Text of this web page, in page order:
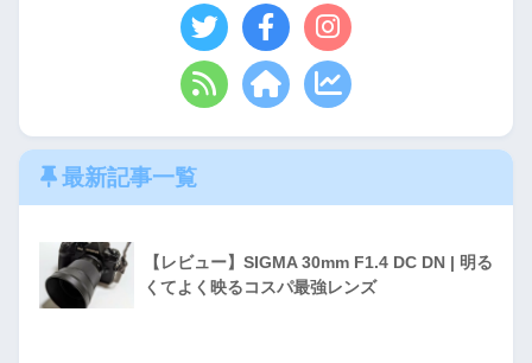
最新記事一覧
【レビュー】SIGMA 30mm F1.4 DC DN | 明る
くてよく映るコスパ最強レンズ